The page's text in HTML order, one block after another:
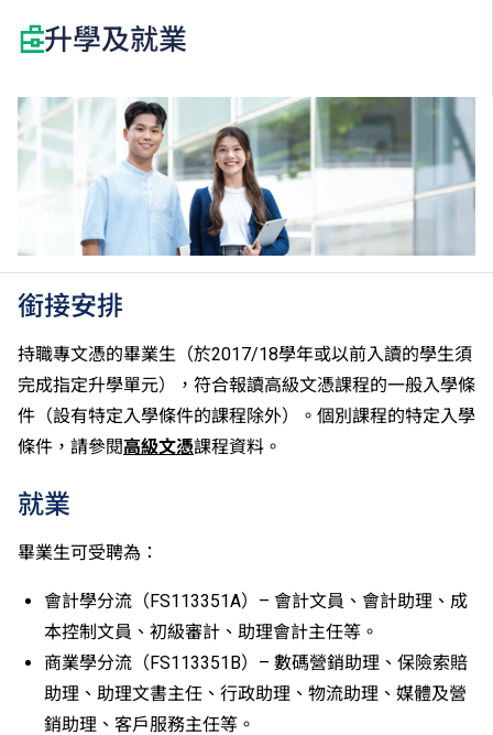
升學及就業
銜接安排
持職專文憑的畢業生（於2017/18學年或以前入讀的學生須
完成指定升學單元），符合報讀高級文憑課程的一般入學條
件（設有特定入學條件的課程除外）。個別課程的特定入學
條件，請參閱高級文憑課程資料。
就業
畢業生可受聘為：
會計學分流（FS113351A）– 會計文員、會計助理、成
本控制文員、初級審計、助理會計主任等。
商業學分流（FS113351B）– 數碼營銷助理、保險索賠
助理、助理文書主任、行政助理、物流助理、媒體及營
銷助理、客戶服務主任等。